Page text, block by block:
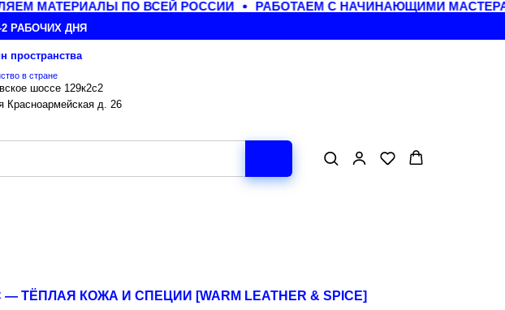
МАТЕРИАЛЫ ПО ВСЕЙ РОССИИ РАБОТАЕМ С НАЧИНАЮЩИМИ
РАБОЧИХ ДНЯ
пространства
в стране
шоссе 129к2с2
Красноармейская д. 26
— ТЁПЛАЯ КОЖА И СПЕЦИИ [WARM LEATHER & SPICE]